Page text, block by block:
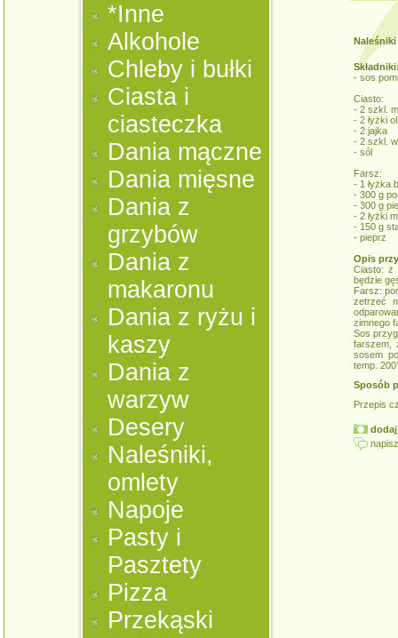
*Inne
Alkohole
Chleby i bułki
Ciasta i
ciasteczka
Dania mączne
Dania mięsne
Dania z
grzybów
Dania z
makaronu
Dania z ryżu i
kaszy
Dania z
warzyw
Desery
Naleśniki,
omlety
Napoje
Pasty i
Pasztety
Pizza
Przekąski
Naleśniki
- sos
Ciasto:
- 2 szkl.
- 2 łyżki
- 2 jajka
- 2 szkl.
- sól
Farsz:
- 1 łyżka
- 300 g
- 300 g
- 2 łyżki
- 150 g
- pieprz
Opis
Ciasto: z
będzie
Farsz:
zetrzeć
zimnego
Sos
farszem,
sosem
temp.
Sposób
Przepis